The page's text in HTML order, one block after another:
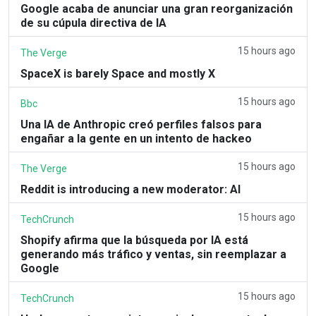
Google acaba de anunciar una gran reorganización
de su cúpula directiva de IA
The Verge 15 hours ago
SpaceX is barely Space and mostly X
Bbc 15 hours ago
Una IA de Anthropic creó perfiles falsos para
engañar a la gente en un intento de hackeo
The Verge 15 hours ago
Reddit is introducing a new moderator: AI
TechCrunch 15 hours ago
Shopify afirma que la búsqueda por IA está
generando más tráfico y ventas, sin reemplazar a
Google
TechCrunch 15 hours ago